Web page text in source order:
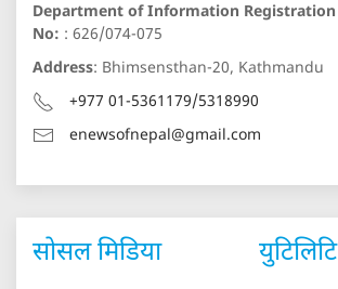
Department of Information Registration
No: : 626/074-075
Address: Bhimsensthan-20, Kathmandu
+977 01-5361179/5318990
enewsofnepal@gmail.com
सोसल मिडिया युटिलिटि